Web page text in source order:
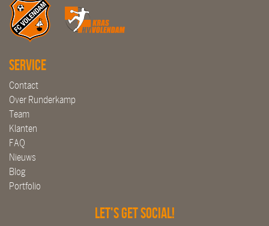
Service
Contact
Over Runderkamp
Team
Klanten
FAQ
Nieuws
Blog
Portfolio
Let's get social!